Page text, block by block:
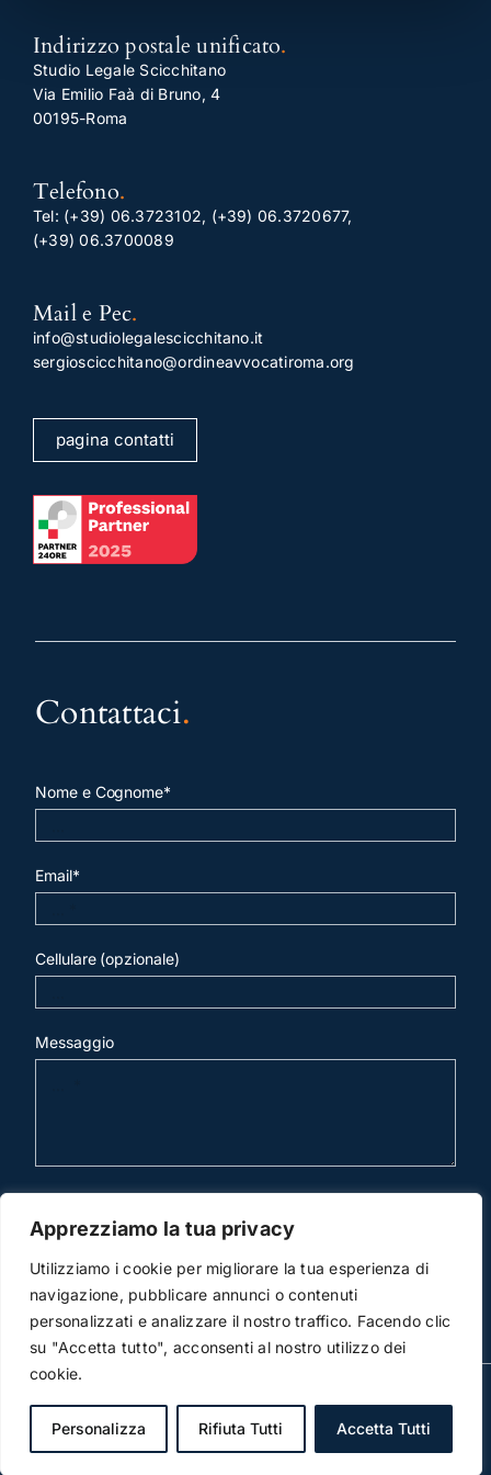
Apprezziamo la tua privacy
Utilizziamo i cookie per migliorare la tua esperienza di
navigazione, pubblicare annunci o contenuti
personalizzati e analizzare il nostro traffico. Facendo clic
su "Accetta tutto", acconsenti al nostro utilizzo dei
cookie.
Personalizza Rifiuta Tutti Accetta Tutti
Indirizzo postale unificato.
Studio Legale Scicchitano
Via Emilio Faà di Bruno, 4
00195-Roma
Telefono.
Tel: (+39) 06.3723102, (+39) 06.3720677,
(+39) 06.3700089
Mail e Pec.
info@studiolegalescicchitano.it
sergioscicchitano@ordineavvocatiroma.org
pagina contatti
Contattaci.
Nome e Cognome*
Email*
Cellulare (opzionale)
Messaggio
invia mail
© Copyright 2012 -2026 | Studio Legale Scicchitano |
All Rights Reserved | Powered by3DWorks